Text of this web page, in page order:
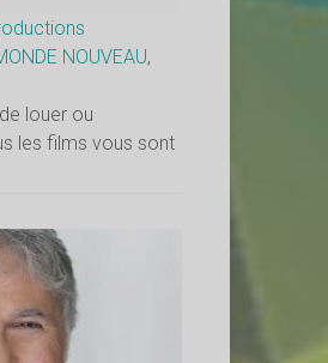
NOUVEAU,
louer ou
les films vous sont